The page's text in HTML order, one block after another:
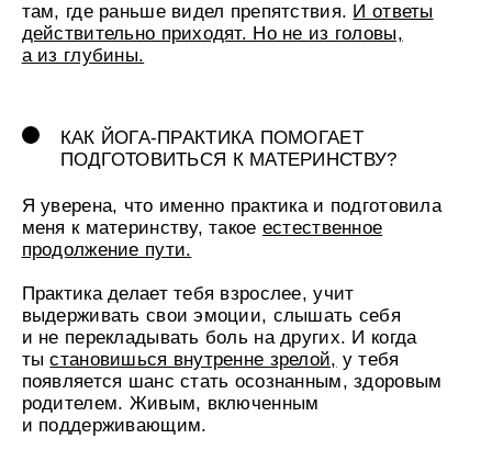
Присутствие в теле. Большинство страхов
КАКАЯ КОРОТКАЯ ПРАКТИКА НУЖНА
КАЖДОМУ ЧЕЛОВЕКУ?